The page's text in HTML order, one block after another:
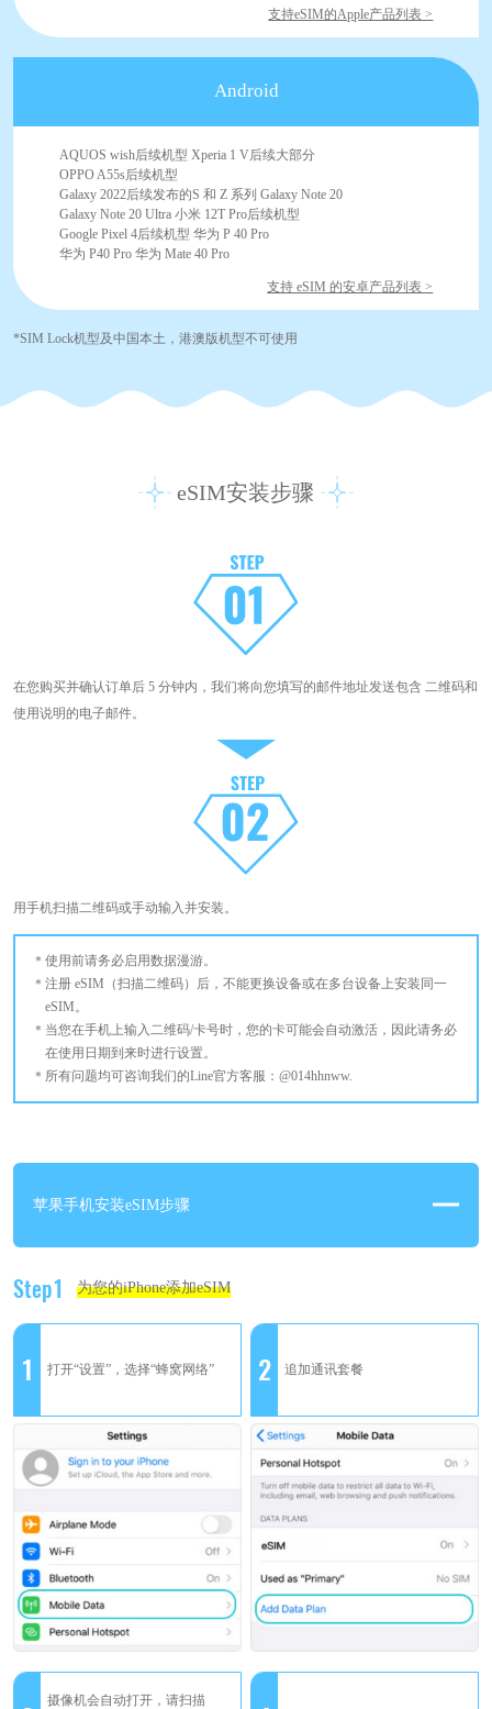
支持eSIM的Apple产品列表 >
Android
AQUOS wish后续机型 Xperia 1 V后续大部分
OPPO A55s后续机型
Galaxy 2022后续发布的S 和 Z 系列 Galaxy Note 20
Galaxy Note 20 Ultra 小米 12T Pro后续机型
Google Pixel 4后续机型 华为 P 40 Pro
华为 P40 Pro 华为 Mate 40 Pro
支持 eSIM 的安卓产品列表 >
*SIM Lock机型及中国本土，港澳版机型不可使用
eSIM安装步骤
在您购买并确认订单后 5 分钟内，我们将向您填写的邮件地址发送包含 二维码和
使用说明的电子邮件。
用手机扫描二维码或手动输入并安装。
使用前请务必启用数据漫游。
注册 eSIM（扫描二维码）后，不能更换设备或在多台设备上安装同一
eSIM。
当您在手机上输入二维码/卡号时，您的卡可能会自动激活，因此请务必
在使用日期到来时进行设置。
所有问题均可咨询我们的Line官方客服：@014hhnww.
苹果手机安装eSIM步骤
Step1 为您的iPhone添加eSIM
1 打开“设置”，选择“蜂窝网络” 2 追加通讯套餐
摄像机会自动打开，请扫描